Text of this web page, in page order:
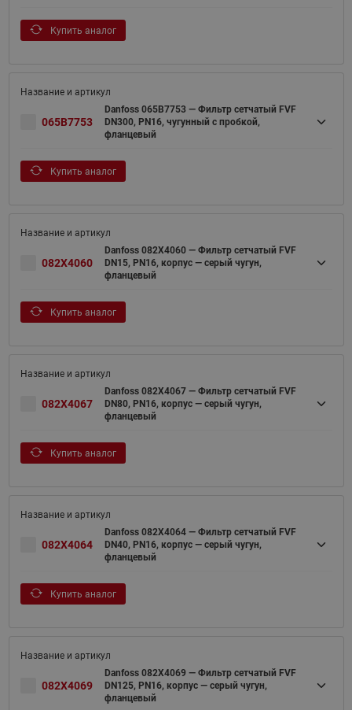
Купить аналог
065B7753
Danfoss 065B7753 — Фильтр сетчатый FVF
DN300, PN16, чугунный с пробкой,
фланцевый
Купить аналог
082X4060
Danfoss 082X4060 — Фильтр сетчатый FVF
DN15, PN16, корпус — серый чугун,
фланцевый
Купить аналог
082X4067
Danfoss 082X4067 — Фильтр сетчатый FVF
DN80, PN16, корпус — серый чугун,
фланцевый
Купить аналог
082X4064
Danfoss 082X4064 — Фильтр сетчатый FVF
DN40, PN16, корпус — серый чугун,
фланцевый
Купить аналог
082X4069
Danfoss 082X4069 — Фильтр сетчатый FVF
DN125, PN16, корпус — серый чугун,
фланцевый